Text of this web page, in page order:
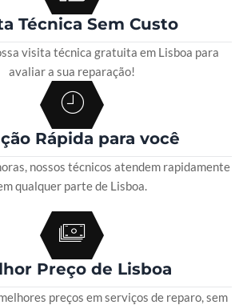
Técnica Sem Custo
visita técnica gratuita em Lisboa para
avaliar a sua reparação!
Rápida para você
nossos técnicos atendem rapidamente
qualquer parte de Lisboa.
Preço de Lisboa
preços em serviços de reparo, sem